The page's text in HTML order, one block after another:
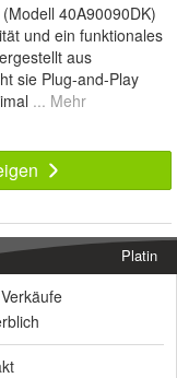
40A90090DK)
und ein funktionales
aus
sie Plug-and-Play
... Mehr
Platin